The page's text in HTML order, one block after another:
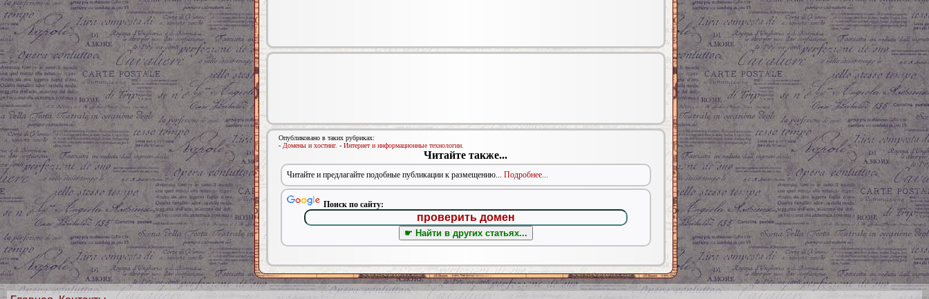
Опубликовано в таких рубриках:
- Домены и хостинг. - Интернет и информационные технологии.
Читайте также...
Читайте и предлагайте подобные публикации к размещению... Подробнее...
Поиск по сайту: